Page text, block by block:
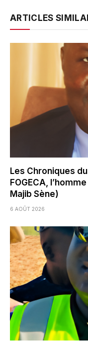
ARTICLES
Les Chroniques
FOGECA,
Majib Sène)
6 AOÛT 2026